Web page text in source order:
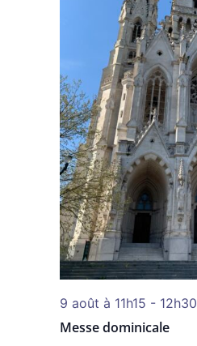
Messe dominicale
9 août à 11h15 - 12h30